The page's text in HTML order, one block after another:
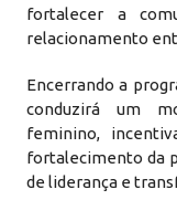
fortalecer a
relacionamento
Encerrando a
conduzirá um
feminino,
fortalecimento da
de liderança e